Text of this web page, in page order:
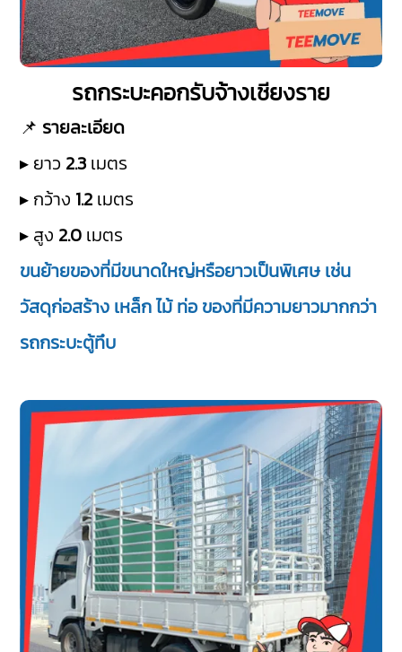
รถกระบะคอกรับจ้างเชียงราย
📌 รายละเอียด
▸ ยาว 2.3 เมตร
▸ กว้าง 1.2 เมตร
▸ สูง 2.0 เมตร
ขนย้ายของที่มีขนาดใหญ่หรือยาวเป็นพิเศษ เช่น
วัสดุก่อสร้าง เหล็ก ไม้ ท่อ ของที่มีความยาวมากกว่า
รถกระบะตู้ทึบ